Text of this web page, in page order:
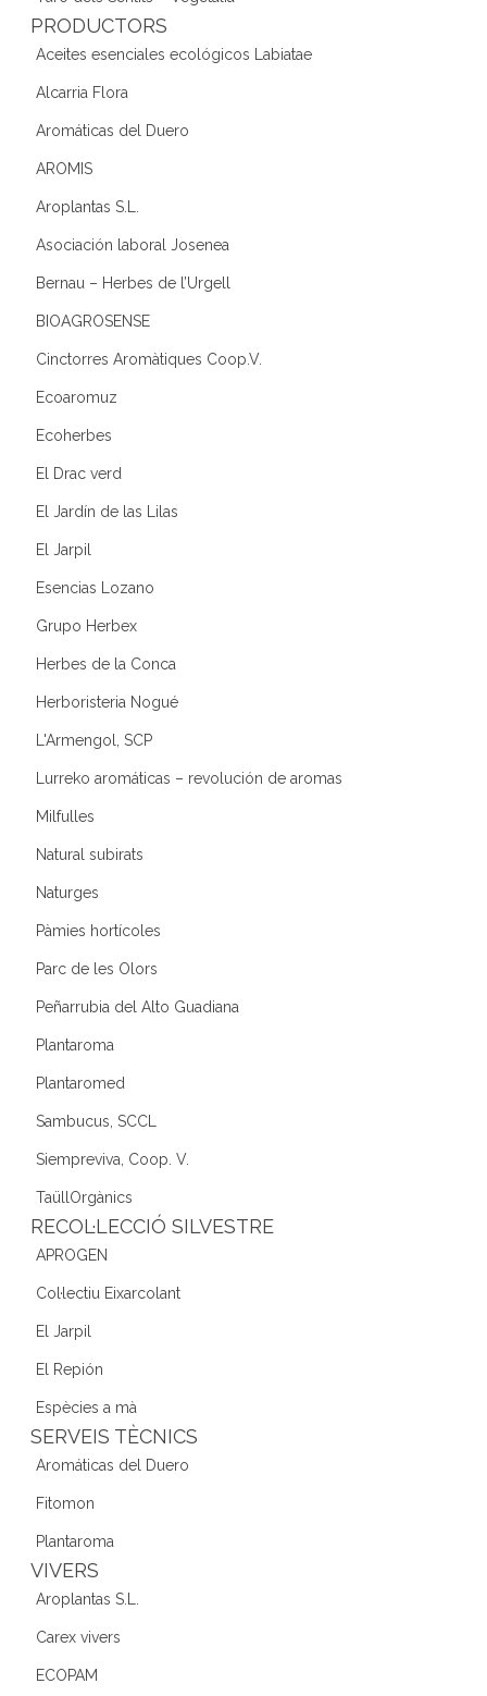
PRODUCTORS
Aceites esenciales ecológicos Labiatae
Alcarria Flora
Aromáticas del Duero
AROMIS
Aroplantas S.L.
Asociación laboral Josenea
Bernau – Herbes de l’Urgell
BIOAGROSENSE
Cinctorres Aromàtiques Coop.V.
Ecoaromuz
Ecoherbes
El Drac verd
El Jardín de las Lilas
El Jarpil
Esencias Lozano
Grupo Herbex
Herbes de la Conca
Herboristeria Nogué
L'Armengol, SCP
Lurreko aromáticas – revolución de aromas
Milfulles
Natural subirats
Naturges
Pàmies hortícoles
Parc de les Olors
Peñarrubia del Alto Guadiana
Plantaroma
Plantaromed
Sambucus, SCCL
Siempreviva, Coop. V.
TaüllOrgànics
RECOL·LECCIÓ SILVESTRE
APROGEN
Col·lectiu Eixarcolant
El Jarpil
El Repión
Espècies a mà
SERVEIS TÈCNICS
Aromáticas del Duero
Fitomon
Plantaroma
VIVERS
Aroplantas S.L.
Carex vivers
ECOPAM